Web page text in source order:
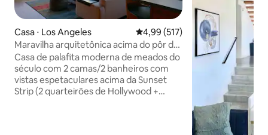
Casa ⋅ Los Angeles 4,99 de uma avaliação média de
4,99 (517)
Maravilha arquitetônica acima do pôr do
sol em WeHo com vista incrível
Casa de palafita moderna de meados do
século com 2 camas/2 banheiros com
vistas espetaculares acima da Sunset
Strip (2 quarteirões de Hollywood +